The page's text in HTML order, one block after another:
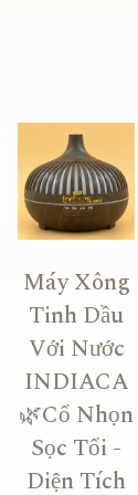
Máy Xông
Tinh Dầu
Với Nước
INDIACA
🌿Cổ Nhọn
Sọc Tối -
Diện Tích